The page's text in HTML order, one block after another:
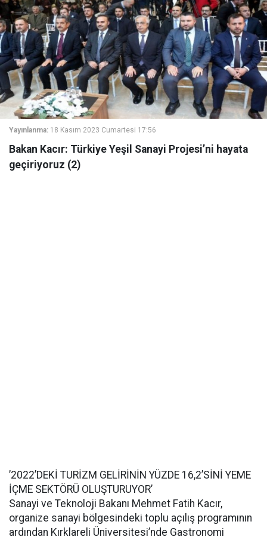
Yayınlanma: 18 Kasım 2023 Cumartesi 17:56
Bakan Kacır: Türkiye Yeşil Sanayi Projesi’ni hayata
geçiriyoruz (2)
’2022’DEKİ TURİZM GELİRİNİN YÜZDE 16,2’SİNİ YEME
İÇME SEKTÖRÜ OLUŞTURUYOR’
Sanayi ve Teknoloji Bakanı Mehmet Fatih Kacır,
organize sanayi bölgesindeki toplu açılış programının
ardından Kırklareli Üniversitesi’nde Gastronomi